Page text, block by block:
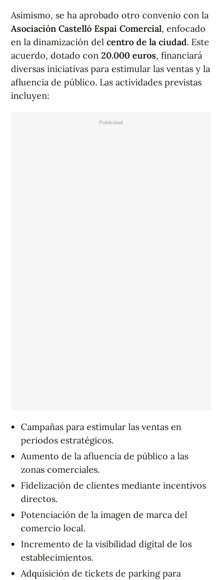
Asimismo, se ha aprobado otro convenio con la
Asociación Castelló Espai Comercial, enfocado
en la dinamización del centro de la ciudad. Este
acuerdo, dotado con 20.000 euros, financiará
diversas iniciativas para estimular las ventas y la
afluencia de público. Las actividades previstas
incluyen:
Campañas para estimular las ventas en
periodos estratégicos.
Aumento de la afluencia de público a las
zonas comerciales.
Fidelización de clientes mediante incentivos
directos.
Potenciación de la imagen de marca del
comercio local.
Incremento de la visibilidad digital de los
establecimientos.
Adquisición de tickets de parking para